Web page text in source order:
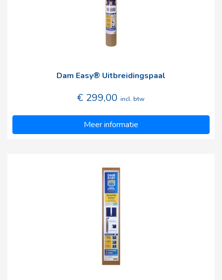
Dam Easy® Uitbreidingspaal
€ 299,00 incl. btw
Meer informatie